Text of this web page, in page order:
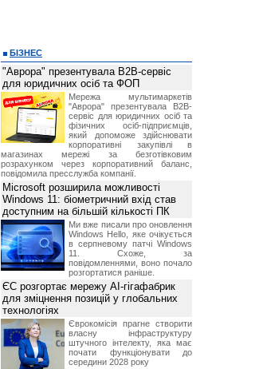
БІЗНЕС
"Аврора" презентувала B2B-сервіс
для юридичних осіб та ФОП
Мережа мультимаркетів
"Аврора" презентувала B2B-
сервіс для юридичних осіб та
фізичних осіб-підприємців,
який допоможе здійснювати
корпоративні закупівлі в
магазинах мережі за безготівковим
розрахунком через корпоративний баланс,
повідомила пресслужба компанії.
Microsoft розширила можливості
Windows 11: біометричний вхід став
доступним на більшій кількості ПК
Ми вже писали про оновлення
Windows Hello, яке очікується
в серпневому патчі Windows
11. Схоже, за
повідомленнями, воно почало
розгортатися раніше.
ЄС розгортає мережу AI-гігафабрик
для зміцнення позицій у глобальних
технологіях
Єврокомісія прагне створити
власну інфраструктуру
штучного інтелекту, яка має
почати функціонувати до
середини 2028 року